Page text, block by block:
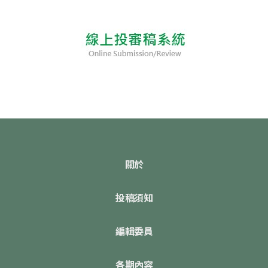
關於
投稿須知
編輯委員
各期內容